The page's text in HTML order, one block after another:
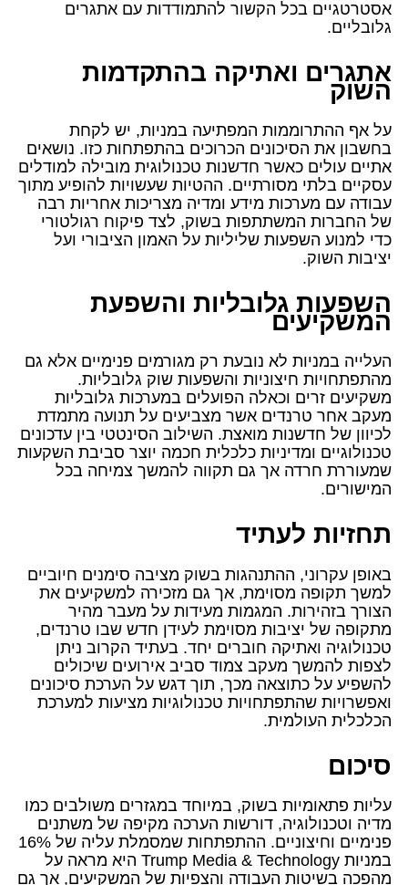
אסטרטגיים בכל הקשור להתמודדות עם אתגרים
גלובליים.
אתגרים ואתיקה בהתקדמות
השוק
על אף ההתרוממות המפתיעה במניות, יש לקחת
בחשבון את הסיכונים הכרוכים בהתפתחות כזו. נושאים
אתיים עולים כאשר חדשנות טכנולוגית מובילה למודלים
עסקיים בלתי מסורתיים. ההטיות שעשויות להופיע מתוך
עבודה עם מערכות מידע ומדיה מצריכות אחריות רבה
של החברות המשתתפות בשוק, לצד פיקוח רגולטורי
כדי למנוע השפעות שליליות על האמון הציבורי ועל
יציבות השוק.
השפעות גלובליות והשפעת
המשקיעים
העלייה במניות לא נובעת רק מגורמים פנימיים אלא גם
מהתפתחויות חיצוניות והשפעות שוק גלובליות.
משקיעים זרים וכאלה הפועלים במערכות גלובליות
מעקב אחר טרנדים אשר מצביעים על תנועה מתמדת
לכיוון של חדשנות מואצת. השילוב הסינטטי בין עדכונים
טכנולוגיים ומדיניות כלכלית חכמה יוצר סביבת השקעות
שמעוררת חרדה אך גם תקווה להמשך צמיחה בכל
המישורים.
תחזיות לעתיד
באופן עקרוני, ההתנהגות בשוק מציבה סימנים חיוביים
למשך תקופה מסוימת, אך גם מזכירה למשקיעים את
הצורך בזהירות. המגמות מעידות על מעבר מהיר
מתקופה של יציבות מסוימת לעידן חדש שבו טרנדים,
טכנולוגיה ואתיקה חוברים יחד. בעתיד הקרוב ניתן
לצפות להמשך מעקב צמוד סביב אירועים שיכולים
להשפיע על כתוצאה מכך, תוך דגש על הערכת סיכונים
ואפשרויות שהתפתחויות טכנולוגיות מציעות למערכת
הכלכלית העולמית.
סיכום
עליות פתאומיות בשוק, במיוחד במגזרים משולבים כמו
מדיה וטכנולוגיה, דורשות הערכה מקיפה של משתנים
פנימיים וחיצוניים. ההתפתחות שמסמלת עליה של 16%
במניות Trump Media & Technology היא מראה על
מהפכה בשיטות העבודה והצפיות של המשקיעים, אך גם